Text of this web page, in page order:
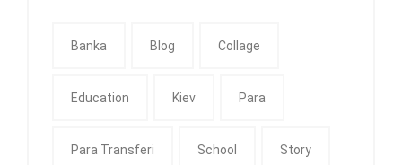
Banka Blog Collage
Education Kiev Para
Para Transferi School Story